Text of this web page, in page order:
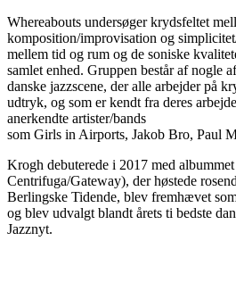
Whereabouts undersøger krydsfeltet
komposition/improvisation og
mellem tid og rum og de soniske
samlet enhed. Gruppen består af nogle
danske jazzscene, der alle arbejder på
udtryk, og som er kendt fra deres
anerkendte artister/bands
som Girls in Airports, Jakob Bro, Paul
Krogh debuterede i 2017 med
Centrifuga/Gateway), der høstede
Berlingske Tidende, blev fremhævet
og blev udvalgt blandt årets ti bedste
Jazznyt.